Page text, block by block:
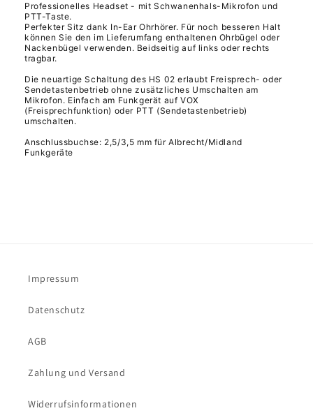
Professionelles Headset - mit Schwanenhals-Mikrofon und
PTT-Taste.
Perfekter Sitz dank In-Ear Ohrhörer. Für noch besseren Halt
können Sie den im Lieferumfang enthaltenen Ohrbügel oder
Nackenbügel verwenden. Beidseitig auf links oder rechts
tragbar.
Die neuartige Schaltung des HS 02 erlaubt Freisprech- oder
Sendetastenbetrieb ohne zusätzliches Umschalten am
Mikrofon. Einfach am Funkgerät auf VOX
(Freisprechfunktion) oder PTT (Sendetastenbetrieb)
umschalten.
Anschlussbuchse: 2,5/3,5 mm für Albrecht/Midland
Funkgeräte
Impressum
Datenschutz
AGB
Zahlung und Versand
Widerrufsinformationen